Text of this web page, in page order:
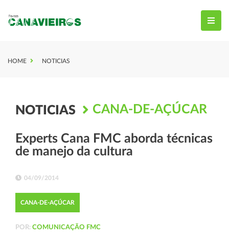
HOME NOTICIAS
NOTICIAS CANA-DE-AÇÚCAR
Experts Cana FMC aborda técnicas
de manejo da cultura
04/09/2014
CANA-DE-AÇÚCAR
POR: COMUNICAÇÃO FMC